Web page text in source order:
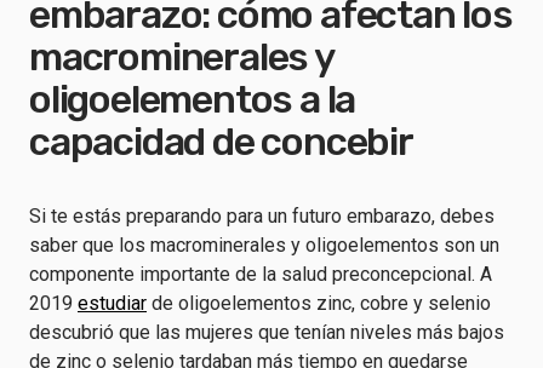
embarazo: cómo afectan los
macrominerales y
oligoelementos a la
capacidad de concebir
Si te estás preparando para un futuro embarazo, debes
saber que los macrominerales y oligoelementos son un
componente importante de la salud preconcepcional. A
2019 estudiar de oligoelementos zinc, cobre y selenio
descubrió que las mujeres que tenían niveles más bajos
de zinc o selenio tardaban más tiempo en quedarse